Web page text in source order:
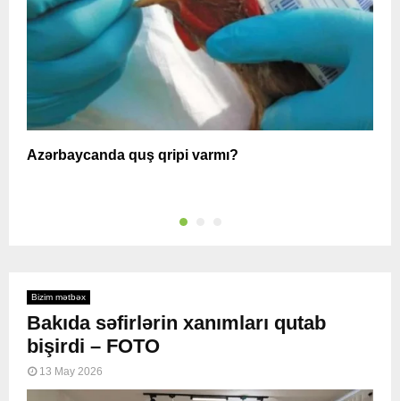
Azərbaycanda quş qripi varmı?
Bizim mətbəx
Bakıda səfirlərin xanımları qutab
bişirdi – FOTO
13 May 2026